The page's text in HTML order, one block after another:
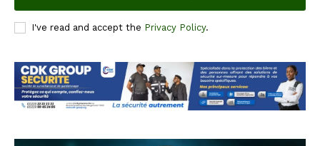
I've read and accept the Privacy Policy.